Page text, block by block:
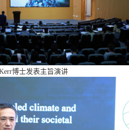
博士发表主旨演讲